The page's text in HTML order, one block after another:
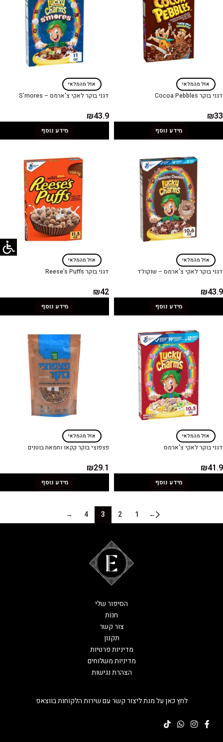
אזל מהמלאי
דגני בוקר Cocoa Pebbles
₪33
מידע נוסף
אזל מהמלאי
דגני בוקר לאקי צ'ארמס – S’mores
₪43.9
מידע נוסף
אזל מהמלאי
דגני בוקר לאקי צ'ארמס – שוקולד
₪43.9
מידע נוסף
אזל מהמלאי
דגני בוקר Reese's Puffs
₪42
מידע נוסף
אזל מהמלאי
דגני בוקר לאקי צ'ארמס
₪41.9
מידע נוסף
אזל מהמלאי
פצפוצי בוקר קקאו וחמאת בוטנים
₪29.1
מידע נוסף
←
1
2
3
4
→
לחץ כאן על מנת ליצור קשר עם שירות הלקוחות בווצאפ
הסיפור שלי
חנות
צור קשר
תקנון
מדיניות פרטיות
מדיניות משלוחים
הצהרת נגישות